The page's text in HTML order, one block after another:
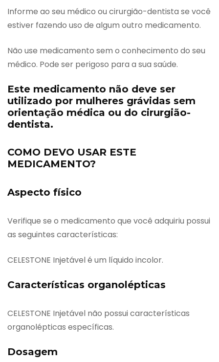
Informe ao seu médico ou cirurgião-dentista se você
estiver fazendo uso de algum outro medicamento.
Não use medicamento sem o conhecimento do seu
médico. Pode ser perigoso para a sua saúde.
Este medicamento não deve ser
utilizado por mulheres grávidas sem
orientação médica ou do cirurgião-
dentista.
COMO DEVO USAR ESTE
MEDICAMENTO?
Aspecto físico
Verifique se o medicamento que você adquiriu possui
as seguintes características:
CELESTONE Injetável é um líquido incolor.
Características organolépticas
CELESTONE Injetável não possui características
organolépticas específicas.
Dosagem